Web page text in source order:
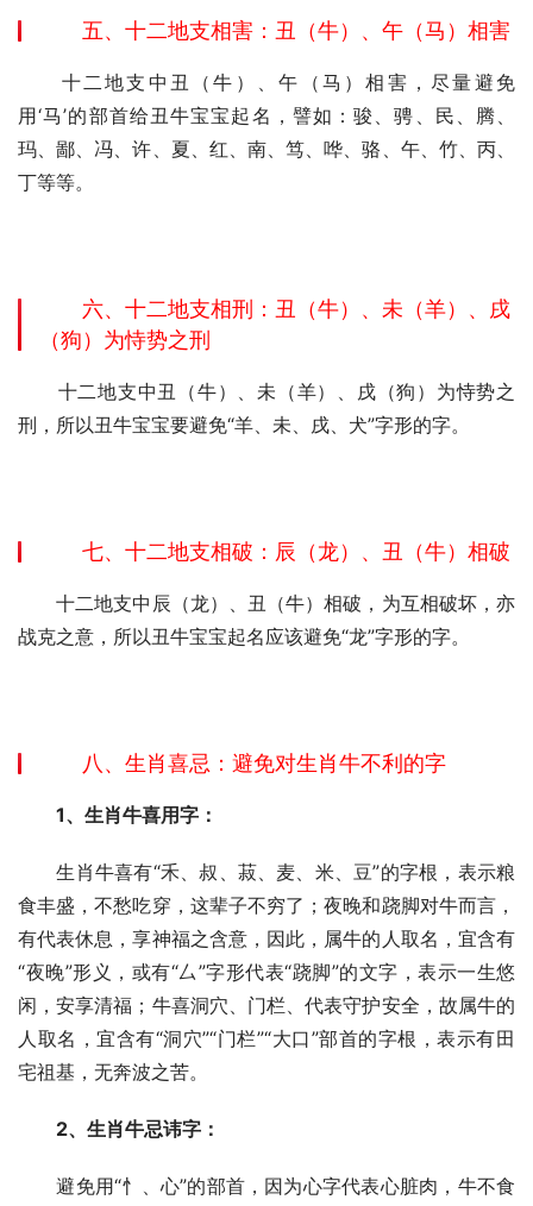
五、十二地支相害：丑（牛）、午（马）相害
十二地支中丑（牛）、午（马）相害，尽量避免
用‘马’的部首给丑牛宝宝起名，譬如：骏、骋、民、腾、
玛、鄙、冯、许、夏、红、南、笃、哗、骆、午、竹、丙、
丁等等。
六、十二地支相刑：丑（牛）、未（羊）、戌
（狗）为恃势之刑
十二地支中丑（牛）、未（羊）、戌（狗）为恃势之
刑，所以丑牛宝宝要避免“羊、未、戌、犬”字形的字。
七、十二地支相破：辰（龙）、丑（牛）相破
十二地支中辰（龙）、丑（牛）相破，为互相破坏，亦
战克之意，所以丑牛宝宝起名应该避免“龙”字形的字。
八、生肖喜忌：避免对生肖牛不利的字
1、生肖牛喜用字：
生肖牛喜有“禾、叔、菽、麦、米、豆”的字根，表示粮
食丰盛，不愁吃穿，这辈子不穷了；夜晚和跷脚对牛而言，
有代表休息，享神福之含意，因此，属牛的人取名，宜含有
“夜晚”形义，或有“厶”字形代表“跷脚”的文字，表示一生悠
闲，安享清福；牛喜洞穴、门栏、代表守护安全，故属牛的
人取名，宜含有“洞穴”“门栏”“大口”部首的字根，表示有田
宅祖基，无奔波之苦。
2、生肖牛忌讳字：
避免用“忄、心”的部首，因为心字代表心脏肉，牛不食